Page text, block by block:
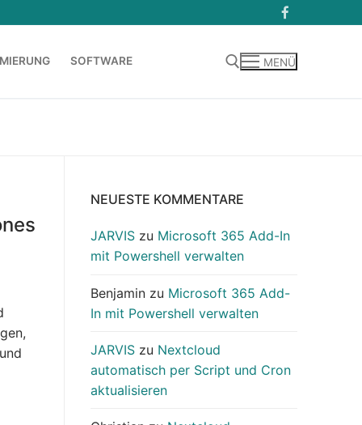
SOFTWARE MENÜ
NEUESTE KOMMENTARE
JARVIS zu Microsoft 365 Add-In
mit Powershell verwalten
Benjamin zu Microsoft 365 Add-
In mit Powershell verwalten
JARVIS zu Nextcloud
automatisch per Script und Cron
aktualisieren